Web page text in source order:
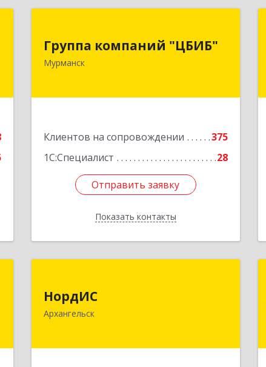
Группа компаний "ЦБИБ"
Мурманск
Клиентов на сопровождении
375
1С:Специалист
28
Отправить заявку
Показать контакты
183010, Мурманская обл, Мурманск г,
Подробнее
Отправить заявку
Назад
НордИС
Архангельск
Архангельск г, Гайдара ул, дом № 55,